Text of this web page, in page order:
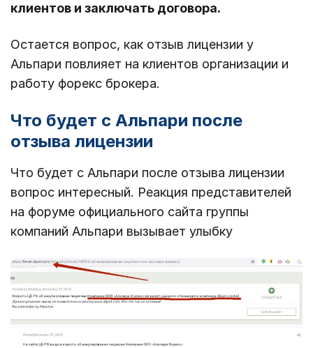
клиентов и заключать договора.
Остается вопрос, как отзыв лицензии у
Альпари повлияет на клиентов организации и
работу форекс брокера.
Что будет с Альпари после
отзыва лицензии
Что будет с Альпари после отзыва лицензии
вопрос интересный. Реакция представителей
на форуме официального сайта группы
компаний Альпари вызывает улыбку